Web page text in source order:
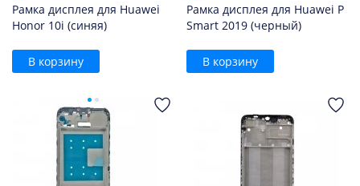
Рамка дисплея для Huawei
Honor 10i (синяя)
В корзину
Рамка дисплея для Huawei P
Smart 2019 (черный)
В корзину